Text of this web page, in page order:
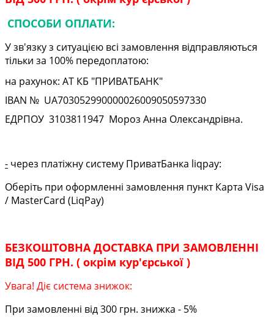
СПОСОБИ ОПЛАТИ:
У зв'язку з ситуацією всі замовлення відправляються
тільки за 100% передоплатою:
на рахунок: АТ КБ "ПРИВАТБАНК"
IBAN № UA703052990000026009050597330
ЕДРПОУ 3103811947 Мороз Анна Олександрівна.
- через платіжну систему ПриватБанка liqpay:
Оберіть при оформленні замовлення пункт Карта Visa
/ MasterCard (LiqPay)
БЕЗКОШТОВНА ДОСТАВКА ПРИ ЗАМОВЛЕННІ
ВІД 500 ГРН. ( окрім кур'єрської )
Увага! Діє система знижок:
При замовленні від 300 грн. знижка - 5%